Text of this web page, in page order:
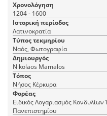
Χρονολόγηση
1204 - 1600
Ιστορική περίοδος
Λατινοκρατία
Τύπος τεκμηρίου
Ναός, Φωτογραφία
Δημιουργός
Nikolaos Mamalos
Τόπος
Νήσος Κέρκυρα
Φορέας
Ειδικός Λογαριασμός
Πανεπιστημίου